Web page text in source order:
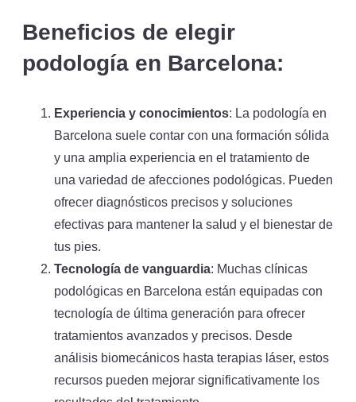
Beneficios de elegir
podología en Barcelona:
Experiencia y conocimientos: La podología en
Barcelona suele contar con una formación sólida
y una amplia experiencia en el tratamiento de
una variedad de afecciones podológicas. Pueden
ofrecer diagnósticos precisos y soluciones
efectivas para mantener la salud y el bienestar de
tus pies.
Tecnología de vanguardia: Muchas clínicas
podológicas en Barcelona están equipadas con
tecnología de última generación para ofrecer
tratamientos avanzados y precisos. Desde
análisis biomecánicos hasta terapias láser, estos
recursos pueden mejorar significativamente los